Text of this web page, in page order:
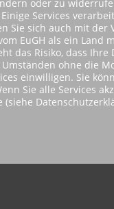
oder zu
Services
Sie sich auch mit
EuGH als ein
das Risiko, dass
ohne die
einwilligen. Sie
Sie alle Services
(siehe